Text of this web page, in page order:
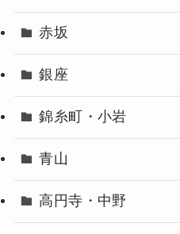
赤坂
銀座
錦糸町・小岩
青山
高円寺・中野